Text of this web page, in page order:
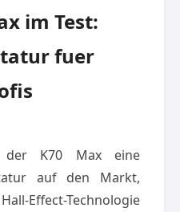
im Test:
fuer
K70 Max eine
auf den Markt,
Effect-Technologie